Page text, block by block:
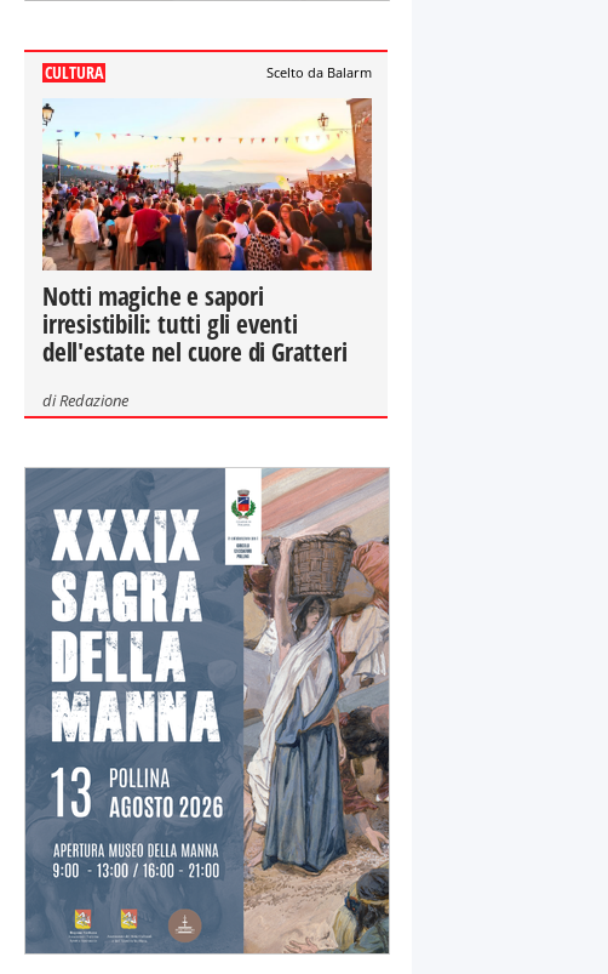
CULTURA Scelto da Balarm
Notti magiche e sapori
irresistibili: tutti gli eventi
dell'estate nel cuore di Gratteri
diRedazione